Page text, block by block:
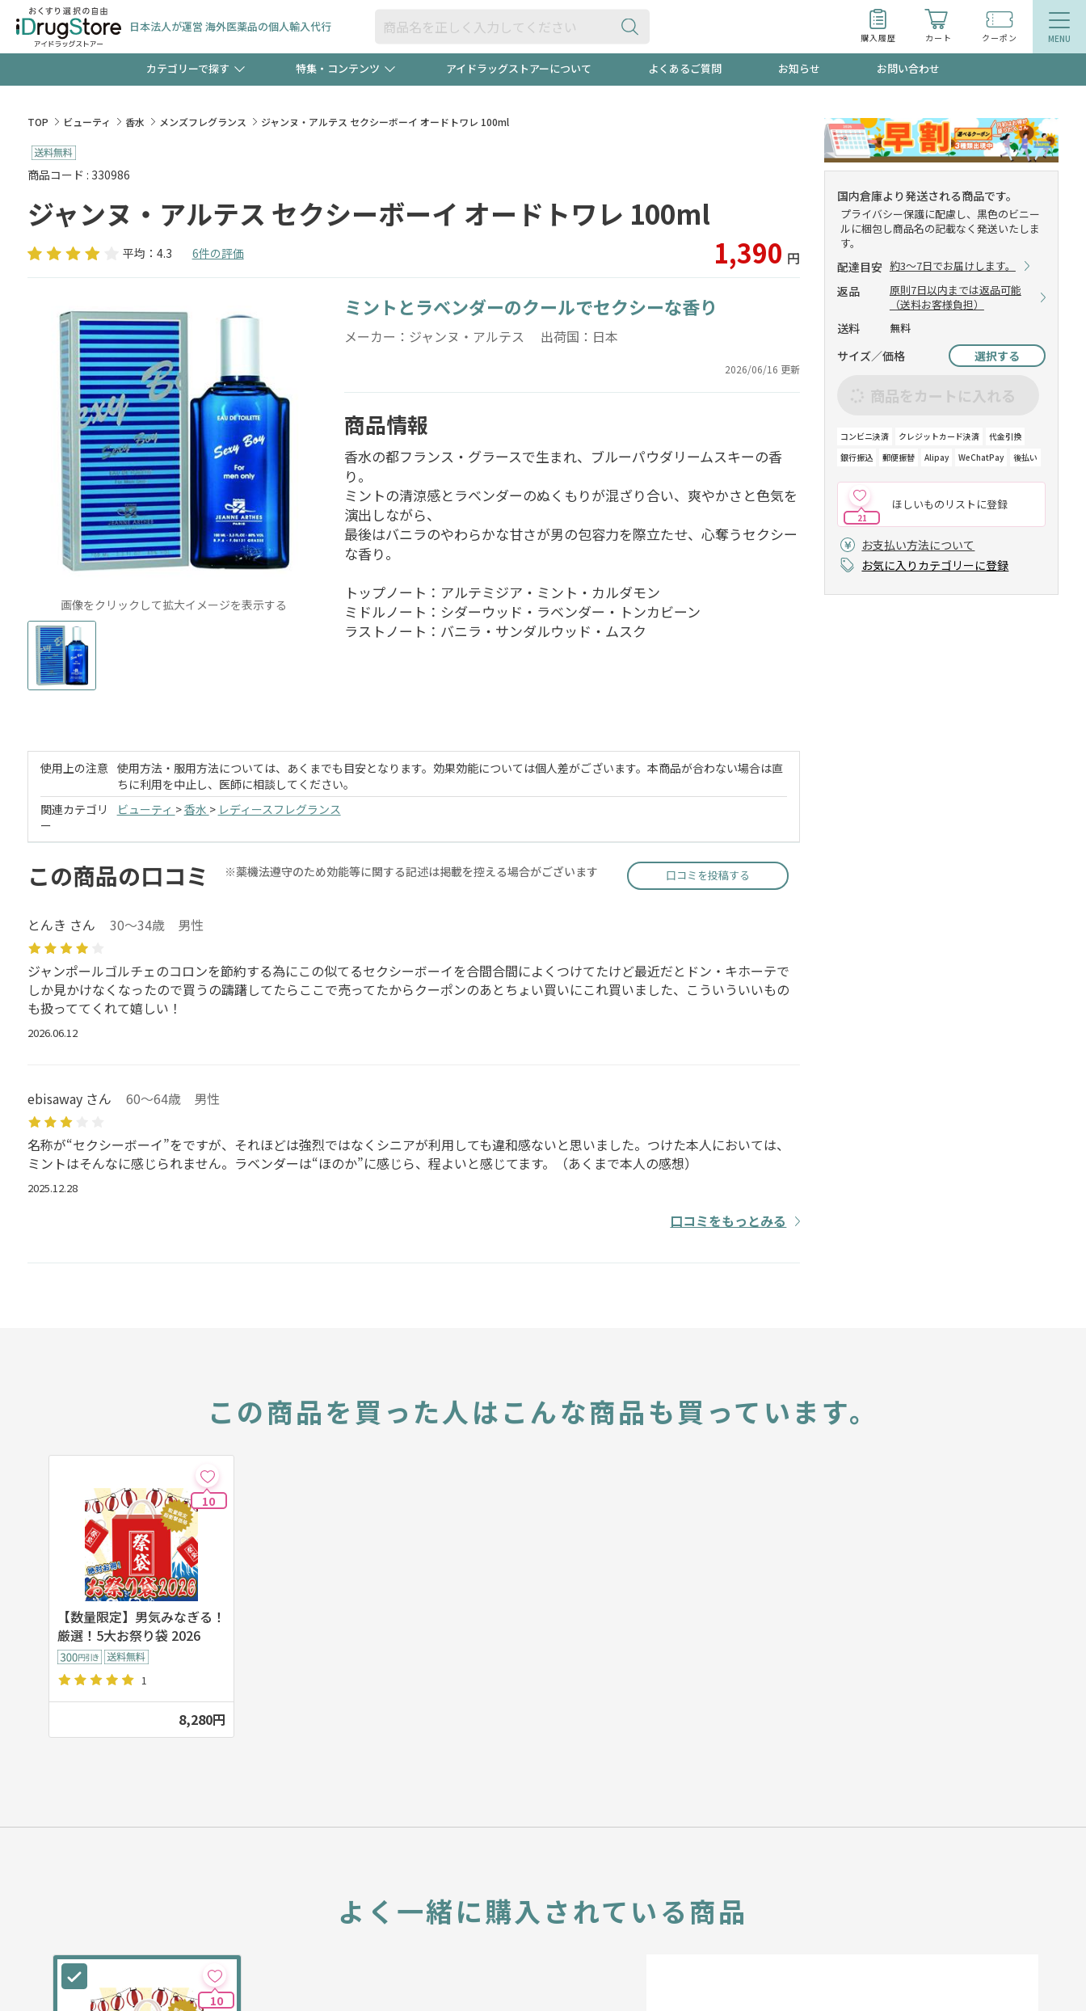
日本法人が運営 海外医薬品の個人輸入代行
購入履歴 カート クーポン
カテゴリーで探す
食品
検査キット ペット用品 オトナ向け
特集・コンテンツ
【早割】お得なクーポン"3種類"出現中！今月のスト
極冷メントールで、夏の頭皮ストレスを完全リセッ
新規登録で！今すぐ使えるクーポンプレゼント中！！ 当店スタッフが贈る音声プログラム
友だち大募集！限定クーポンも不定期配信 今売れているものが一目でわかるランキング
アイドラッグストアーについて よくあるご質問 お知らせ お問い合わせ
TOP ビューティ 香水 メンズフレグランス ジャンヌ・アルテス セクシーボーイ オードトワレ 100ml
商品コード : 330986
ジャンヌ・アルテス セクシーボーイ オードトワレ 100ml
平均：4.3 6件の評価 1,390 円
画像をクリックして拡大イメージを表示する
ミントとラベンダーのクールでセクシーな香り
メーカー：ジャンヌ・アルテス 出荷国：日本
2026/06/16 更新
商品情報
香水の都フランス・グラースで生まれ、ブルーパウダリームスキーの香
り。
ミントの清涼感とラベンダーのぬくもりが混ざり合い、爽やかさと色気を
演出しながら、
最後はバニラのやわらかな甘さが男の包容力を際立たせ、心奪うセクシー
な香り。
トップノート：アルテミジア・ミント・カルダモン
ミドルノート：シダーウッド・ラベンダー・トンカビーン
ラストノート：バニラ・サンダルウッド・ムスク
国内倉庫より発送される商品です。
プライバシー保護に配慮し、黒色のビニー
ルに梱包し商品名の記載なく発送いたしま
す。
配達目安 約3～7日でお届けします。
返品
原則7日以内までは返品可能
（送料お客様負担）
送料 無料
サイズ／価格 選択する
商品をカートに入れる
コンビニ決済 クレジットカード決済
代金引換
銀行振込
郵便振替 Alipay WeChatPay 後払い
ほしいものリストに登録
21
お支払い方法について
お気に入りカテゴリーに登録
使用上の注意 使用方法・服用方法については、あくまでも目安となります。効果効能については個人差がございます。本商品が合わない場合は直
ちに利用を中止し、医師に相談してください。
関連カテゴリ
ー
ビューティ >香水 > レディースフレグランス
この商品の口コミ ※薬機法遵守のため効能等に関する記述は掲載を控える場合がございます 口コミを投稿する
とんき さん 30～34歳 男性
ジャンポールゴルチェのコロンを節約する為にこの似てるセクシーボーイを合間合間によくつけてたけど最近だとドン・キホーテで
しか見かけなくなったので買うの躊躇してたらここで売ってたからクーポンのあとちょい買いにこれ買いました、こういういいもの
も扱っててくれて嬉しい！
2026.06.12
ebisaway さん 60～64歳 男性
名称が“セクシーボーイ”をですが、それほどは強烈ではなくシニアが利用しても違和感ないと思いました。つけた本人においては、
ミントはそんなに感じられません。ラベンダーは“ほのか”に感じら、程よいと感じてます。（あくまで本人の感想）
2025.12.28
口コミをもっとみる
この商品を買った人はこんな商品も買っています。
10
【数量限定】男気みなぎる！
厳選！5大お祭り袋 2026
1
8,280円
よく一緒に購入されている商品
10